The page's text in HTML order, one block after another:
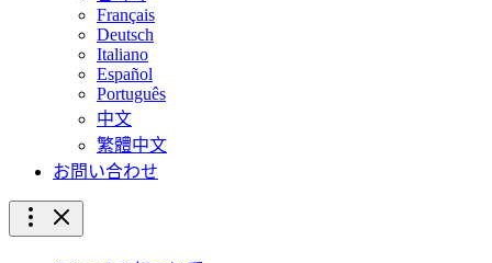
Français
Deutsch
Italiano
Español
Português
中文
繁體中文
お問い合わせ